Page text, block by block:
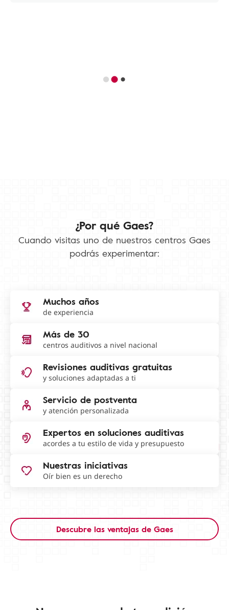
¿Por qué Gaes?
Cuando visitas uno de nuestros centros Gaes
podrás experimentar:
Muchos años
de experiencia
Más de 30
centros auditivos a nivel nacional
Revisiones auditivas gratuitas
y soluciones adaptadas a ti
Servicio de postventa
y atención personalizada
Expertos en soluciones auditivas
acordes a tu estilo de vida y presupuesto
Nuestras iniciativas
Oír bien es un derecho
Descubre las ventajas de Gaes